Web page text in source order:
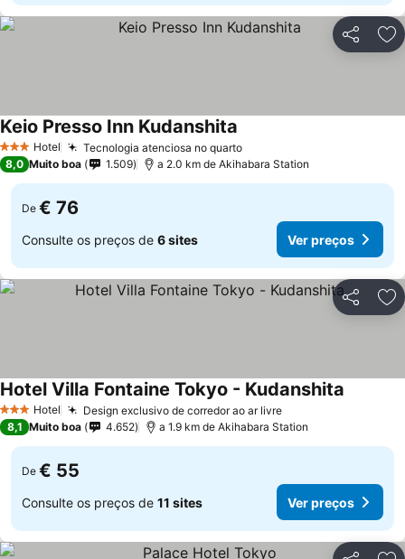
Partilhar
3 EstrelasHotel Tecnologia atenciosa no quarto
Keio Presso Inn Kudanshita
8,0 Muito boa 1.509 a 2.0 km de Akihabara Station
De € 76
Consulte os preços de 6 sites Ver preços
Partilhar
3 EstrelasHotel Design exclusivo de corredor ao ar livre
Hotel Villa Fontaine Tokyo - Kudanshita
8,1 Muito boa 4.652 a 1.9 km de Akihabara Station
De € 55
Consulte os preços de 11 sites Ver preços